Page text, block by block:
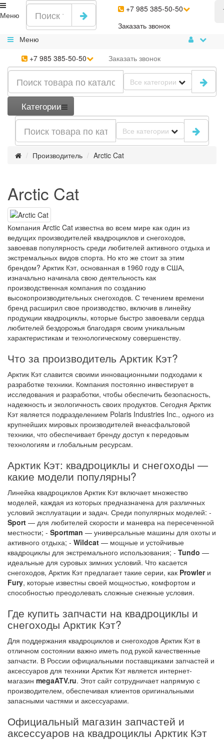
Меню
+7 985 385-50-50
Заказатьзвонок
Меню
+7 985 385-50-50
Заказать звонок
Все категории
Категории
Все категории
Производитель Arctic Cat
Arctic Cat
Компания Arctic Cat известна во всем мире как один из
ведущих производителей квадроциклов и снегоходов,
завоевав популярность среди любителей активного отдыха и
экстремальных видов спорта. Но кто же стоит за этим
брендом? Арктик Кэт, основанная в 1960 году в США,
изначально начинала свою деятельность как
производственная компания по созданию
высокопроизводительных снегоходов. С течением времени
бренд расширил свое производство, включив в линейку
продукции квадроциклы, которые быстро завоевали сердца
любителей бездорожья благодаря своим уникальным
характеристикам и технологическому совершенству.
Что за производитель Арктик Кэт?
Арктик Кэт славится своими инновационными подходами к
разработке техники. Компания постоянно инвестирует в
исследования и разработки, чтобы обеспечить безопасность,
надежность и экологичность своих продуктов. Сегодня Арктик
Кэт является подразделением Polaris Industries Inc., одного из
крупнейших мировых производителей внеасфальтовой
техники, что обеспечивает бренду доступ к передовым
технологиям и глобальным ресурсам.
Арктик Кэт: квадроциклы и снегоходы —
какие модели популярны?
Линейка квадроциклов Арктик Кэт включает множество
моделей, каждая из которых предназначена для различных
условий эксплуатации и задач. Среди популярных моделей: -
Sport — для любителей скорости и маневра на пересеченной
местности; - Sportman — универсальные машины для охоты и
активного отдыха; - Wildcat — мощные и устойчивые
квадроциклы для экстремального использования; - Tundo —
идеальные для суровых зимних условий. Что касается
снегоходов, Арктик Кэт предлагает такие серии, как Prowlerи
Fury, которые известны своей мощностью, комфортом и
способностью преодолевать сложные снежные условия.
Где купить запчасти на квадроциклы и
снегоходы Арктик Кэт?
Для поддержания квадроциклов и снегоходов Арктик Кэт в
отличном состоянии важно иметь под рукой качественные
запчасти. В России официальными поставщиками запчастей и
аксессуаров для техники Арктик Кэт является интернет-
магазин megaATV.ru. Этот сайт сотрудничает напрямую с
производителем, обеспечивая клиентов оригинальными
запасными частями и аксессуарами.
Официальный магазин запчастей и
аксессуаров на квадроциклы Арктик Кэт